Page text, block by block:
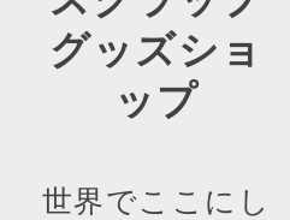
グッズショ
ップ
世界でここにし